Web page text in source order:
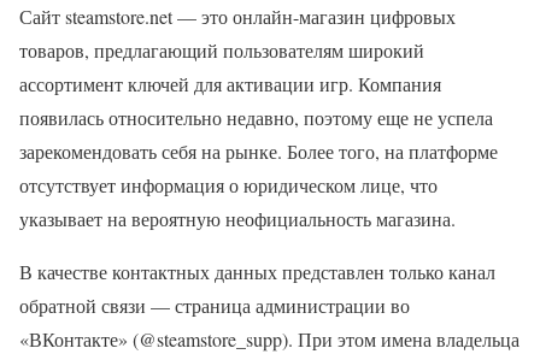
Сайт steamstore.net — это онлайн-магазин цифровых
товаров, предлагающий пользователям широкий
ассортимент ключей для активации игр. Компания
появилась относительно недавно, поэтому еще не успела
зарекомендовать себя на рынке. Более того, на платформе
отсутствует информация о юридическом лице, что
указывает на вероятную неофициальность магазина.
В качестве контактных данных представлен только канал
обратной связи — страница администрации во
«ВКонтакте» (@steamstore_supp). При этом имена владельца